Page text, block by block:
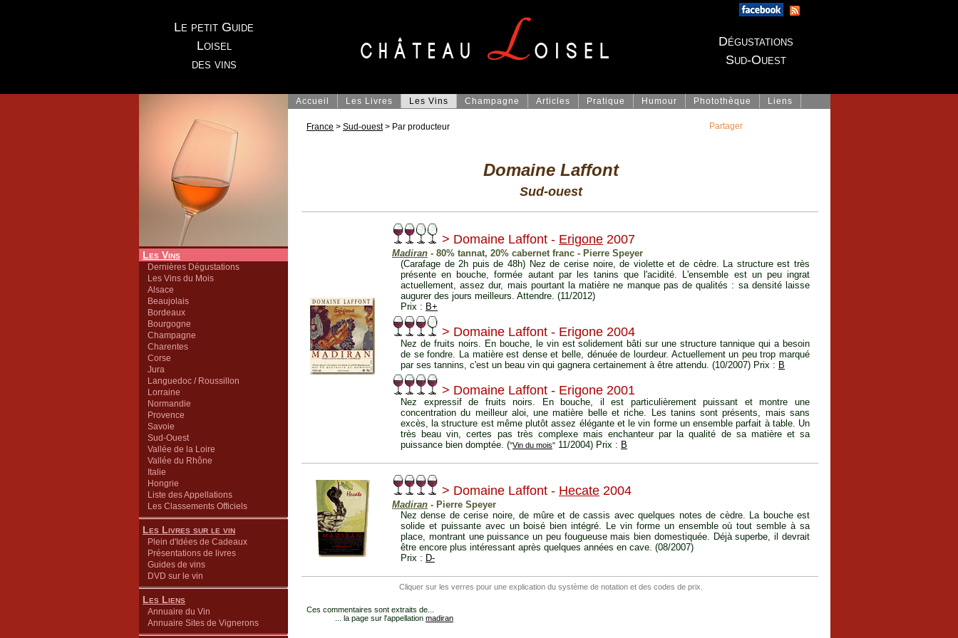
Le petit Guide
Loisel
des vins
Dégustations
Sud-Ouest
Les Vins
Dernières Dégustations
Les Vins du Mois
Alsace
Beaujolais
Bordeaux
Bourgogne
Champagne
Charentes
Corse
Jura
Languedoc / Roussillon
Lorraine
Normandie
Provence
Savoie
Sud-Ouest
Vallée de la Loire
Vallée du Rhône
Italie
Hongrie
Liste des Appellations
Les Classements Officiels
Les Livres sur le vin
Plein d'Idées de Cadeaux
Présentations de livres
Guides de vins
DVD sur le vin
Les Liens
Annuaire du Vin
Annuaire Sites de Vignerons
Accueil Les Livres Les Vins Champagne Articles Pratique Humour Photothèque Liens
France > Sud-ouest> Par producteur
Domaine Laffont
Sud-ouest
> Domaine Laffont - Erigone 2007
Madiran - 80% tannat, 20% cabernet franc - Pierre Speyer
(Carafage de 2h puis de 48h) Nez de cerise noire, de violette et de cèdre. La structure est très
présente en bouche, formée autant par les tanins que l'acidité. L'ensemble est un peu ingrat
actuellement, assez dur, mais pourtant la matière ne manque pas de qualités : sa densité laisse
augurer des jours meilleurs. Attendre. (11/2012)
Prix : B+
> Domaine Laffont - Erigone 2004
Nez de fruits noirs. En bouche, le vin est solidement bâti sur une structure tannique qui a besoin
de se fondre. La matière est dense et belle, dénuée de lourdeur. Actuellement un peu trop marqué
par ses tannins, c'est un beau vin qui gagnera certainement à être attendu. (10/2007) Prix : B
> Domaine Laffont - Erigone 2001
Nez expressif de fruits noirs. En bouche, il est particulièrement puissant et montre une
concentration du meilleur aloi, une matière belle et riche. Les tanins sont présents, mais sans
excès, la structure est même plutôt assez élégante et le vin forme un ensemble parfait à table. Un
très beau vin, certes pas très complexe mais enchanteur par la qualité de sa matière et sa
puissance bien domptée. ("Vin du mois" 11/2004) Prix : B
> Domaine Laffont - Hecate 2004
Madiran - Pierre Speyer
Nez dense de cerise noire, de mûre et de cassis avec quelques notes de cèdre. La bouche est
solide et puissante avec un boisé bien intégré. Le vin forme un ensemble où tout semble à sa
place, montrant une puissance un peu fougueuse mais bien domestiquée. Déjà superbe, il devrait
être encore plus intéressant après quelques années en cave. (08/2007)
Prix : D-
Cliquer sur les verres pour une explication du système de notation et des codes de prix.
Ces commentaires sont extraits de...
... la page sur l'appellation madiran
Partager